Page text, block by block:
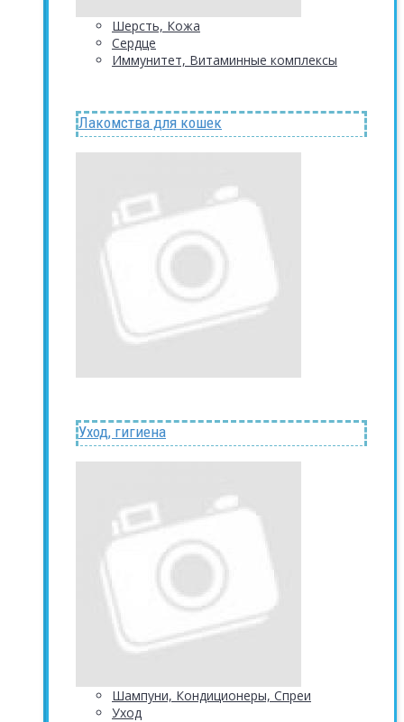
Шерсть, Кожа
Сердце
Иммунитет, Витаминные комплексы
Лакомства для кошек
Уход, гигиена
Шампуни, Кондиционеры, Спреи
Уход